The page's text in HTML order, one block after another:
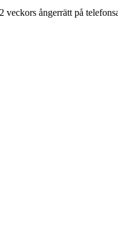
veckors ångerrätt på